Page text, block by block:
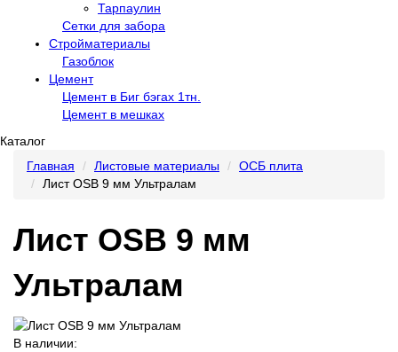
Тарпаулин
Сетки для забора
Стройматериалы
Газоблок
Цемент
Цемент в Биг бэгах 1тн.
Цемент в мешках
Каталог
Главная
Листовые материалы
ОСБ плита
Лист OSB 9 мм Ультралам
Лист OSB 9 мм
Ультралам
В наличии: